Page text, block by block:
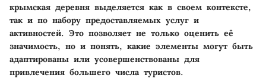
крымская деревня выделяется как в своем контексте,
так и по набору предоставляемых услуг и
активностей. Это позволяет не только оценить её
значимость, но и понять, какие элементы могут быть
адаптированы или усовершенствованы для
привлечения большего числа туристов.